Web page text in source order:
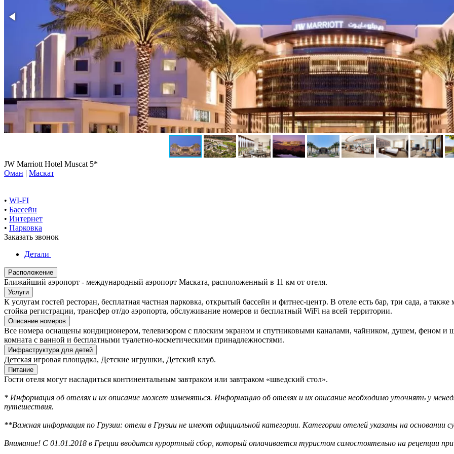
JW Marriott Hotel Muscat 5*
Оман | Маскат
• WI-FI
• Бассейн
• Интернет
• Парковка
Заказать звонок
Детали
Расположение
Ближайший аэропорт - международный аэропорт Маската, расположенный в 11 км от отеля.
Услуги
К услугам гостей ресторан, бесплатная частная парковка, открытый бассейн и фитнес-центр. В отеле есть бар, три сада, а
стойка регистрации, трансфер от/до аэропорта, обслуживание номеров и бесплатный WiFi на всей территории.
Описание номеров
Все номера оснащены кондиционером, телевизором с плоским экраном и спутниковыми каналами, чайником, душем, феном и
комната с ванной и бесплатными туалетно-косметическими принадлежностями.
Инфраструктура для детей
Детская игровая площадка, Детские игрушки, Детский клуб.
Питание
Гости отеля могут насладиться континентальным завтраком или завтраком «шведский стол».
* Информация об отелях и их описание может изменяться. Информацию об отелях и их описание необходимо уточнять у
путешествия.
**Важная информация по Грузии: отели в Грузии не имеют официальной категории. Категории отелей указаны на основании
Внимание! С 01.01.2018 в Греции вводится курортный сбор, который оплачивается туристом самостоятельно на рецепции при